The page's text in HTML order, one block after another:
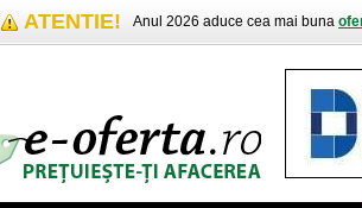
ATENTIE! Anul 2026 aduce cea mai buna